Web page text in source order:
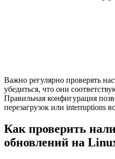
Важно регулярно проверять
убедиться, что они
Правильная конфигурация
перезагрузок или interruptions
Как проверить
обновлений на